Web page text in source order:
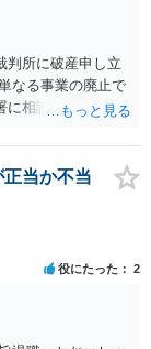
判所に破産申し立
なる事業の廃止で
に相談してくださ
債務より優先して
るでしょう。 さら
的機関が未払賃金
払賃金立替払相
日を除く9:15～1
た他の従業員の
当か不当
役にたった 2